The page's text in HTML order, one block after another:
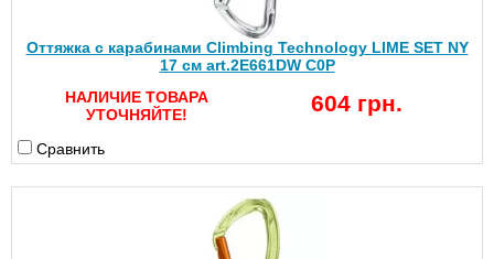
Оттяжка с карабинами Climbing Technology LIME SET NY
17 см art.2E661DW C0P
НАЛИЧИЕ ТОВАРА
УТОЧНЯЙТЕ!
604 грн.
Сравнить